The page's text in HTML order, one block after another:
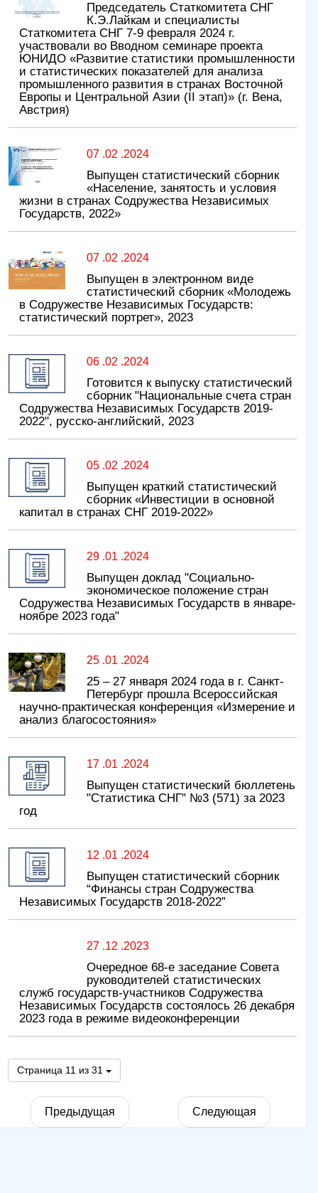
Председатель Статкомитета СНГ
К.Э.Лайкам и специалисты
Статкомитета СНГ 7-9 февраля 2024 г.
участвовали во Вводном семинаре проекта
ЮНИДО «Развитие статистики промышленности
и статистических показателей для анализа
промышленного развития в странах Восточной
Европы и Центральной Азии (II этап)» (г. Вена,
Австрия)
07 .02 .2024
Выпущен статистический сборник
«Население, занятость и условия
жизни в странах Содружества Независимых
Государств, 2022»
07 .02 .2024
Выпущен в электронном виде
статистический сборник «Молодежь
в Содружестве Независимых Государств:
статистический портрет», 2023
06 .02 .2024
Готовится к выпуску статистический
сборник "Национальные счета стран
Содружества Независимых Государств 2019-
2022", русско-английский, 2023
05 .02 .2024
Выпущен краткий статистический
сборник «Инвестиции в основной
капитал в странах СНГ 2019-2022»
29 .01 .2024
Выпущен доклад "Социально-
экономическое положение стран
Содружества Независимых Государств в январе-
ноябре 2023 года"
25 .01 .2024
25 – 27 января 2024 года в г. Санкт-
Петербург прошла Всероссийская
научно-практическая конференция «Измерение и
анализ благосостояния»
17 .01 .2024
Выпущен статистический бюллетень
"Статистика СНГ" №3 (571) за 2023
год
12 .01 .2024
Выпущен статистический сборник
“Финансы стран Содружества
Независимых Государств 2018-2022”
27 .12 .2023
Очередное 68-е заседание Совета
руководителей статистических
служб государств-участников Содружества
Независимых Государств состоялось 26 декабря
2023 года в режиме видеоконференции
Страница 11 из 31
Предыдущая Следующая